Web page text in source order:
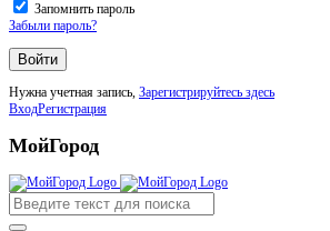
Запомнить пароль
Забыли пароль?
Нужна учетная запись, Зарегистрируйтесь здесь
ВходРегистрация
МойГород